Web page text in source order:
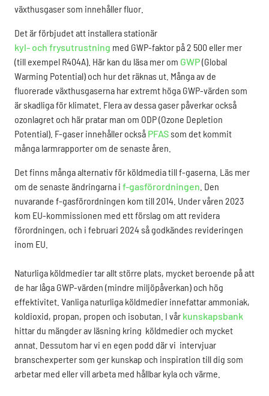
växthusgaser som innehåller fluor.
Det är förbjudet att installera stationär
kyl- och frysutrustning med GWP-faktor på 2 500 eller mer
(till exempel R404A). Här kan du läsa mer om GWP(Global
Warming Potential) och hur det räknas ut. Många av de
fluorerade växthusgaserna har extremt höga GWP-värden som
är skadliga för klimatet. Flera av dessa gaser påverkar också
ozonlagret och här pratar man om ODP (Ozone Depletion
Potential). F-gaser innehåller också PFAS som det kommit
många larmrapporter om de senaste åren.
Det finns många alternativ för köldmedia till f-gaserna. Läs mer
om de senaste ändringarna i f-gasförordningen . Den
nuvarande f-gasförordningen kom till 2014. Under våren 2023
kom EU-kommissionen med ett förslag om att revidera
förordningen, och i februari 2024 så godkändes revideringen
inom EU.
Naturliga köldmedier tar allt större plats, mycket beroende på att
de har låga GWP-värden (mindre miljöpåverkan) och hög
effektivitet. Vanliga naturliga köldmedier innefattar ammoniak,
koldioxid, propan, propen och isobutan. I vår kunskapsbank
hittar du mängder av läsning kring köldmedier och mycket
annat. Dessutom har vi en egen podd där vi intervjuar
branschexperter som ger kunskap och inspiration till dig som
arbetar med eller vill arbeta med hållbar kyla och värme.